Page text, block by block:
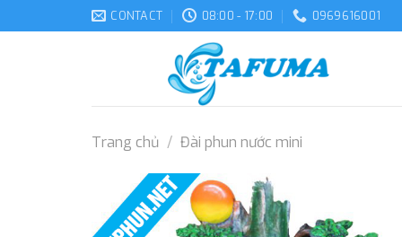
to
CONTACT 08:00 - 17:00 0969616001
Trang chủ / Đài phun nước mini